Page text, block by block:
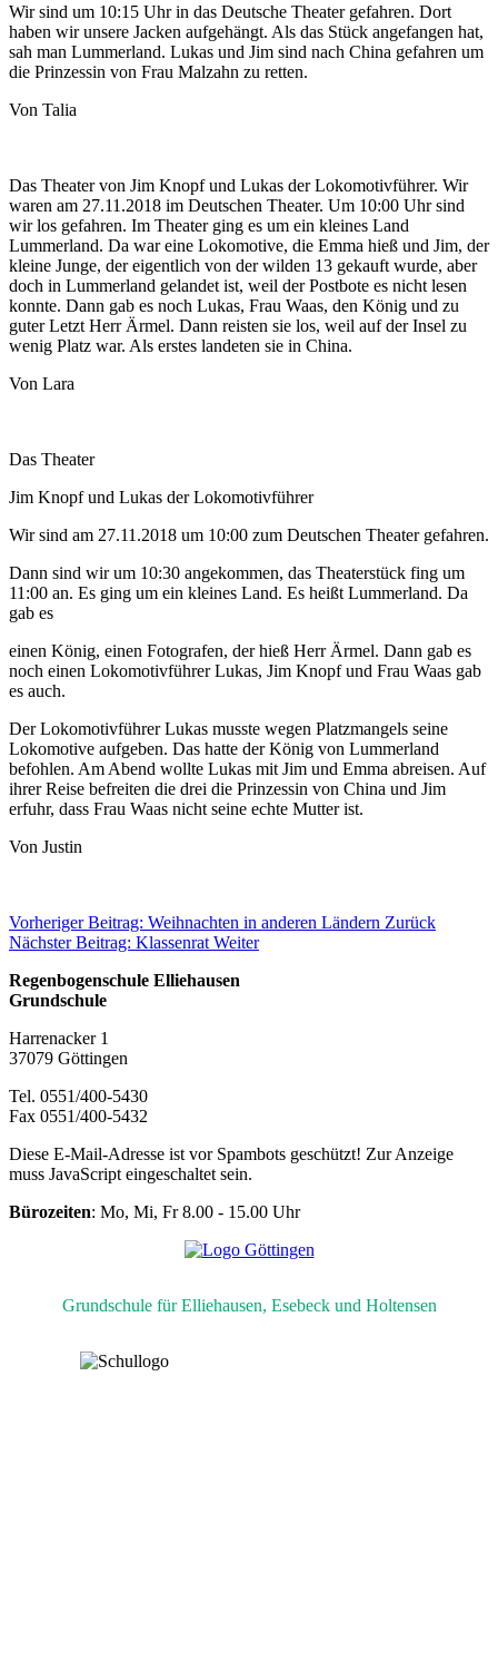
Wir sind um 10:15 Uhr in das Deutsche Theater gefahren. Dort
haben wir unsere Jacken aufgehängt. Als das Stück angefangen hat,
sah man Lummerland. Lukas und Jim sind nach China gefahren um
die Prinzessin von Frau Malzahn zu retten.
Von Talia
Das Theater von Jim Knopf und Lukas der Lokomotivführer. Wir
waren am 27.11.2018 im Deutschen Theater. Um 10:00 Uhr sind
wir los gefahren. Im Theater ging es um ein kleines Land
Lummerland. Da war eine Lokomotive, die Emma hieß und Jim, der
kleine Junge, der eigentlich von der wilden 13 gekauft wurde, aber
doch in Lummerland gelandet ist, weil der Postbote es nicht lesen
konnte. Dann gab es noch Lukas, Frau Waas, den König und zu
guter Letzt Herr Ärmel. Dann reisten sie los, weil auf der Insel zu
wenig Platz war. Als erstes landeten sie in China.
Von Lara
Das Theater
Jim Knopf und Lukas der Lokomotivführer
Wir sind am 27.11.2018 um 10:00 zum Deutschen Theater gefahren.
Dann sind wir um 10:30 angekommen, das Theaterstück fing um
11:00 an. Es ging um ein kleines Land. Es heißt Lummerland. Da
gab es
einen König, einen Fotografen, der hieß Herr Ärmel. Dann gab es
noch einen Lokomotivführer Lukas, Jim Knopf und Frau Waas gab
es auch.
Der Lokomotivführer Lukas musste wegen Platzmangels seine
Lokomotive aufgeben. Das hatte der König von Lummerland
befohlen. Am Abend wollte Lukas mit Jim und Emma abreisen. Auf
ihrer Reise befreiten die drei die Prinzessin von China und Jim
erfuhr, dass Frau Waas nicht seine echte Mutter ist.
Von Justin
Vorheriger Beitrag: Weihnachten in anderen Ländern Zurück
Nächster Beitrag: Klassenrat Weiter
Regenbogenschule Elliehausen
Grundschule
Harrenacker 1
37079 Göttingen
Tel. 0551/400-5430
Fax 0551/400-5432
Diese E-Mail-Adresse ist vor Spambots geschützt! Zur Anzeige
muss JavaScript eingeschaltet sein.
Bürozeiten: Mo, Mi, Fr 8.00 - 15.00 Uhr
Grundschule für Elliehausen, Esebeck und Holtensen